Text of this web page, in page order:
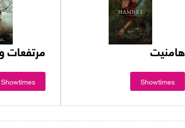
هامنيت
Showtimes
مرتفعات
Showtimes